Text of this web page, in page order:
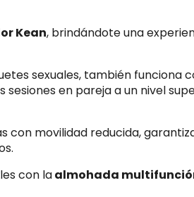
Kean, brindándote una
sexuales, también funciona
en pareja a un nivel
con movilidad reducida,
con laalmohada